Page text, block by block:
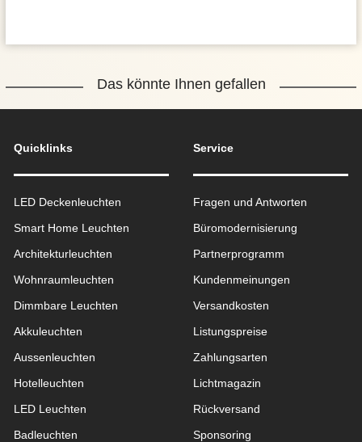
Das könnte Ihnen gefallen
Quicklinks
LED Deckenleuchten
Smart Home Leuchten
Architekturleuchten
Wohnraum­leuchten
Dimmbare Leuchten
Akkuleuchten
Aussen­leuchten
Hotelleuchten
LED Leuchten
Badleuchten
Service
Fragen und Antworten
Büromodernisierung
Partnerprogramm
Kundenmeinungen
Versandkosten
Listungspreise
Zahlungsarten
Lichtmagazin
Rückversand
Sponsoring